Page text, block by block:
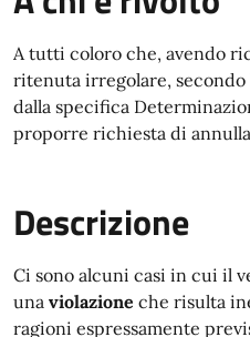
A tutti coloro che, avendo
ritenuta irregolare, secondo
dalla specifica
proporre richiesta di
Descrizione
Ci sono alcuni casi in cui il
una violazione che risulta
ragioni espressamente